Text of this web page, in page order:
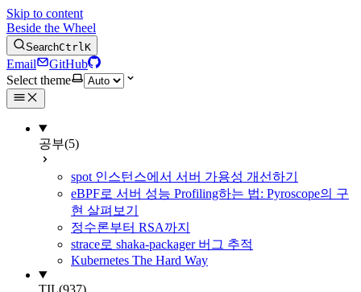
Skip to content
Beside the Wheel
SearchCtrlK
Email
GitHub
Select theme
공부(5)
spot 인스턴스에서 서버 가용성 개선하기
eBPF로 서버 성능 Profiling하는 법: Pyroscope의 구
현 살펴보기
정수론부터 RSA까지
strace로 shaka-packager 버그 추적
Kubernetes The Hard Way
TIL(937)